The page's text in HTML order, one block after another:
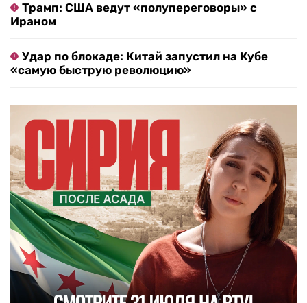
Трамп: США ведут «полупереговоры» с
Ираном
Удар по блокаде: Китай запустил на Кубе
«самую быструю революцию»